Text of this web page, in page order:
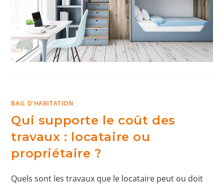
BAIL D’HABITATION
Qui supporte le coût des
travaux : locataire ou
propriétaire ?
Quels sont les travaux que le locataire peut ou doit